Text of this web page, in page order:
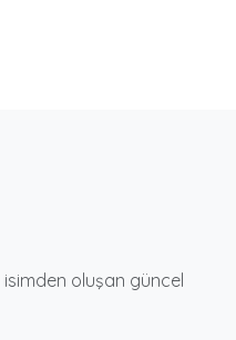
isimden oluşan güncel